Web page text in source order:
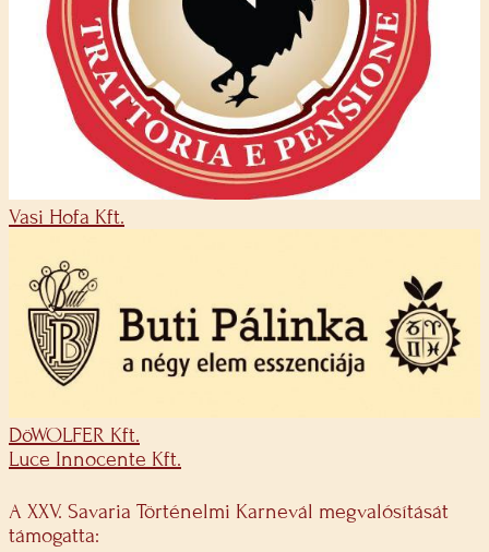
Vasi Hofa Kft.
DöWOLFER Kft.
Luce Innocente Kft.
A XXV. Savaria Történelmi Karnevál megvalósítását
támogatta: